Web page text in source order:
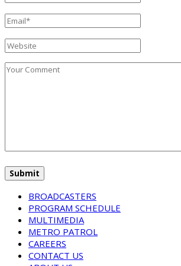
BROADCASTERS
PROGRAM SCHEDULE
MULTIMEDIA
METRO PATROL
CAREERS
CONTACT US